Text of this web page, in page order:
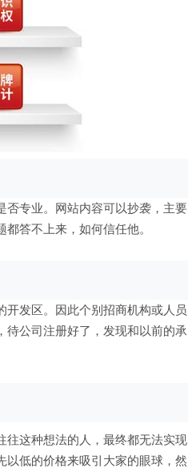
否专业。网站内容可以抄袭，主要
答不上来，如何信任他。
开发区。因此个别招商机构或人员
待公司注册好了，发现和以前的承
这种想法的人，最终都无法实现
以低的价格来吸引大家的眼球，然